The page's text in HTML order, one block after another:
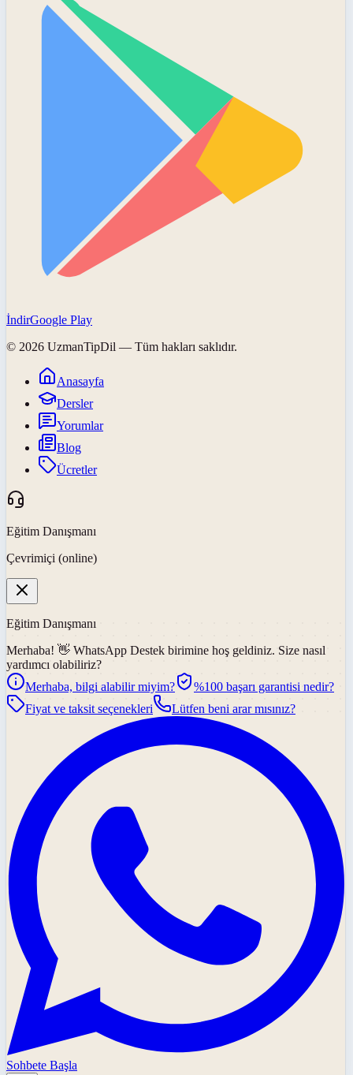
İndirGoogle Play
© 2026 UzmanTipDil — Tüm hakları saklıdır.
Anasayfa
Dersler
Yorumlar
Blog
Ücretler
Eğitim Danışmanı
Çevrimiçi (online)
Eğitim Danışmanı
Merhaba! 👋 WhatsApp Destek birimine hoş geldiniz. Size nasıl
yardımcı olabiliriz?
Merhaba, bilgi alabilir miyim?
%100 başarı garantisi nedir?
Fiyat ve taksit seçenekleri
Lütfen beni arar mısınız?
Sohbete Başla